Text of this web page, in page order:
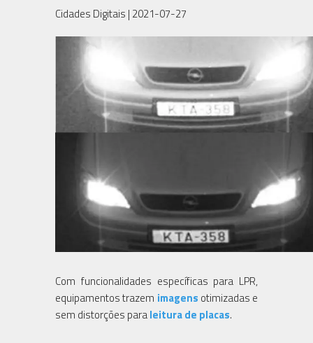
Cidades Digitais | 2021-07-27
Com funcionalidades específicas para LPR,
equipamentos trazem imagens otimizadas e
sem distorções paraleitura de placas.